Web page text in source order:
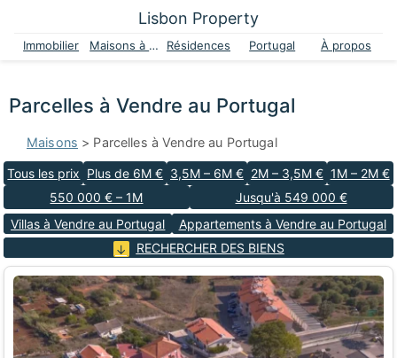
Lisbon Property
Immobilier Maisons à vendre Résidences Portugal À propos
Parcelles à Vendre au Portugal
Maisons > Parcelles à Vendre au Portugal
Tous les prix Plus de 6M € 3,5M – 6M € 2M – 3,5M € 1M – 2M €
550 000 € – 1M
Jusqu'à 549 000 €
Villas à Vendre au Portugal
Appartements à Vendre au Portugal
RECHERCHER DES BIENS